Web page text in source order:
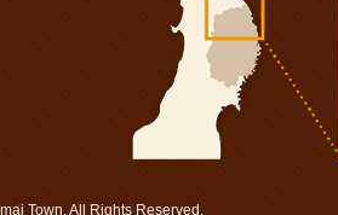
Town. All Rights Reserved.